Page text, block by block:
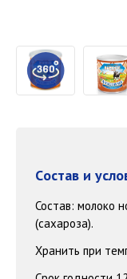
Cостав и
Состав: молоко
(сахароза).
Хранить при